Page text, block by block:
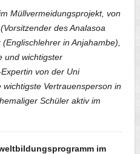
Müllvermeidungsprojekt, von
des Analasoa
in Anjahambe),
und wichtigster
von der Uni
Vertrauensperson in
Schüler aktiv im
im